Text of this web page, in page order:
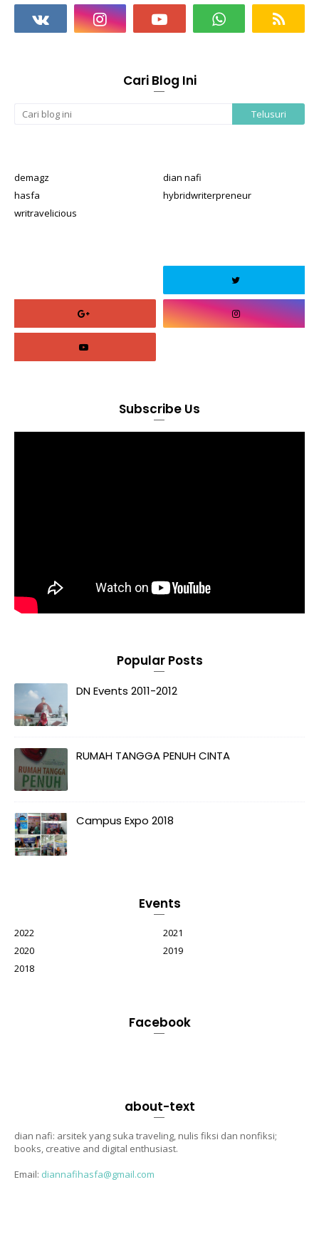
Cari Blog Ini
demagz
dian nafi
hasfa
hybridwriterpreneur
writravelicious
Subscribe Us
Popular Posts
DN Events 2011-2012
RUMAH TANGGA PENUH CINTA
Campus Expo 2018
Events
2022
2021
2020
2019
2018
Facebook
about-text
dian nafi: arsitek yang suka traveling, nulis fiksi dan nonfiksi;
books, creative and digital enthusiast.
Email: diannafihasfa@gmail.com